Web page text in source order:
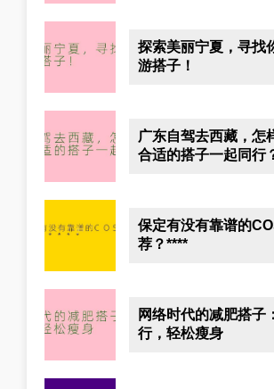
探索美丽宁夏，寻找
游搭子！
广东自驾去西藏，怎
合适的搭子一起同行
保定有没有靠谱的
荐？****
网络时代的减肥搭子
行，轻松瘦身